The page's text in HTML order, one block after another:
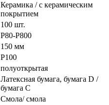
Керамика / с керамическим
покрытием
100 шт.
P80-P800
150 мм
P100
полуоткрытая
Латексная бумага, бумага D /
бумага С
Смола/ смола